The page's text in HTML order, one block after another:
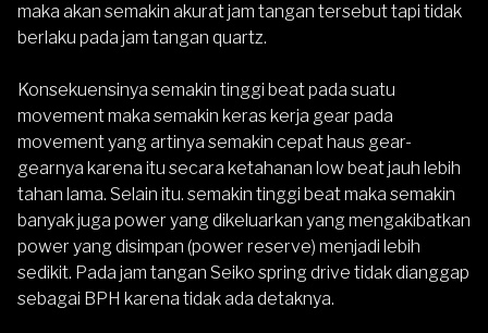
maka akan semakin akurat jam tangan tersebut tapi tidak
berlaku pada jam tangan quartz.
Konsekuensinya semakin tinggi beat pada suatu
movement maka semakin keras kerja gear pada
movement yang artinya semakin cepat haus gear-
gearnya karena itu secara ketahanan low beat jauh lebih
tahan lama. Selain itu. semakin tinggi beat maka semakin
banyak juga power yang dikeluarkan yang mengakibatkan
power yang disimpan (power reserve) menjadi lebih
sedikit. Pada jam tangan Seiko spring drive tidak dianggap
sebagai BPH karena tidak ada detaknya.